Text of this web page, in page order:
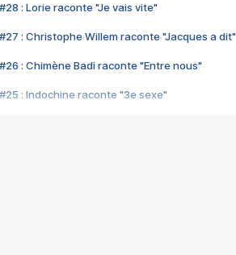
#28 : Lorie raconte "Je vais vite"
#27 : Christophe Willem raconte "Jacques a dit"
#26 : Chimène Badi raconte "Entre nous"
#25 : Indochine raconte "3e sexe"